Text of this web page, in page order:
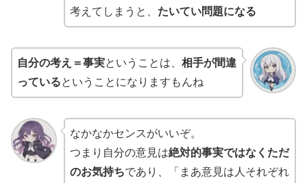
考えてしまうと、 たいてい問題になる
自分の考え＝事実ということは、 相手が間違
っているということになりますもんね
なかなかセンスがいいぞ。
つまり自分の意見は絶対的事実ではなくただ
のお気持ちであり、「まあ意見は人それぞれ